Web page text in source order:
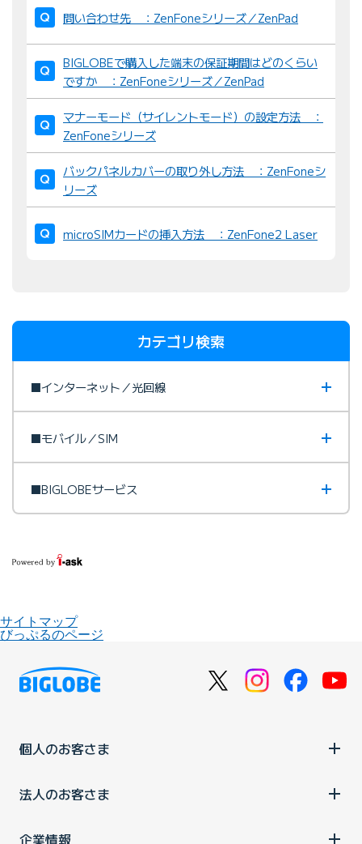
び
替
え
：
問い合わせ先 ：ZenFoneシリーズ／ZenPad
BIGLOBEで購入した端末の保証期間はどのくらい
ですか ：ZenFoneシリーズ／ZenPad
マナーモード（サイレントモード）の設定方法 ：
ZenFoneシリーズ
バックパネルカバーの取り外し方法 ：ZenFoneシ
リーズ
microSIMカードの挿入方法 ：ZenFone2 Laser
カテゴリ検索
■インターネット／光回線
■モバイル／SIM
■BIGLOBEサービス
サイトマップ
びっぷるのページ
個人のお客さま
法人のお客さま
企業情報